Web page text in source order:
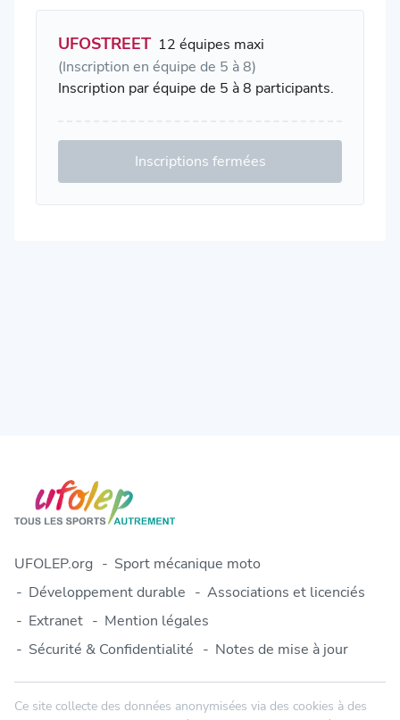
UFOSTREET 12 équipes maxi
(Inscription en équipe de 5 à 8)
Inscription par équipe de 5 à 8 participants.
Inscriptions fermées
UFOLEP.org
Sport mécanique moto
Développement durable
Associations et licenciés
Extranet
Mention légales
Sécurité & Confidentialité
Notes de mise à jour
Ce site collecte des données anonymisées via des cookies à des